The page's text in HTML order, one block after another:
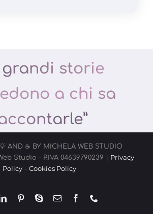
grandi storie
a chi sa
AND ☕️ BY MICHELA WEB STUDIO
Studio - P.IVA 04639790239 | Privacy
Policy- Cookies Policy
LinkedInPinterestSkypeEmail Facebook